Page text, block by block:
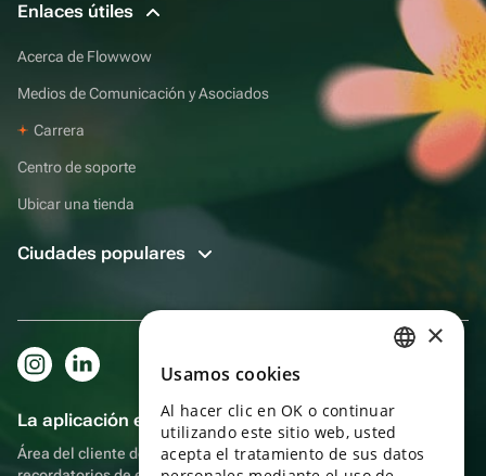
Enlaces útiles
Acerca de Flowwow
Medios de Comunicación y Asociados
Carrera
Centro de soporte
Ubicar una tienda
Ciudades populares
La aplicación es aún más práctica.
Área del cliente del destinatario, más bonos por compras y
ENGLISH
UKRAINIAN
×
Usamos cookies
Al hacer clic en OK o continuar
utilizando este sitio web, usted
acepta el tratamiento de sus datos